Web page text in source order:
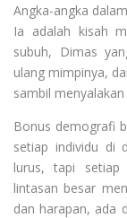
Angka-angka
Ia adalah kisah
subuh, Dimas
ulang mimpinya,
sambil
Bonus demografi
setiap individu di
lurus, tapi setiap
lintasan besar
dan harapan, ada